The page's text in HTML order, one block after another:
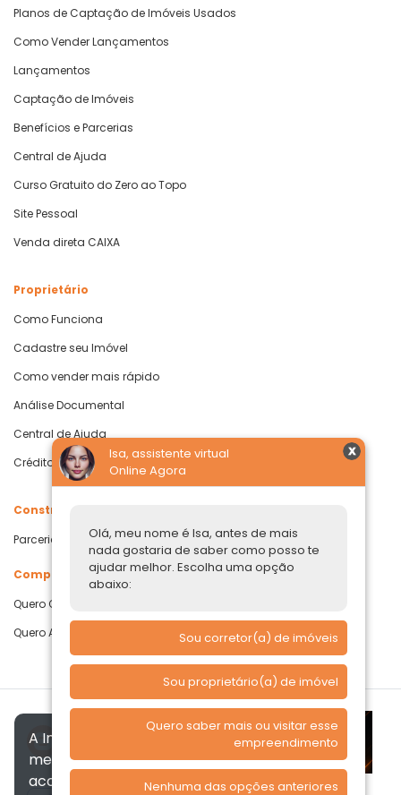
Isa, assistente virtual
Online Agora
Olá, meu nome é Isa, antes de mais
nada gostaria de saber como posso te
ajudar melhor. Escolha uma opção
abaixo:
Sou corretor(a) de imóveis
Sou proprietário(a) de imóvel
Quero saber mais ou visitar esse
empreendimento
Nenhuma das opções anteriores
Planos de Captação de Imóveis Usados
Como Vender Lançamentos
Lançamentos
Captação de Imóveis
Benefícios e Parcerias
Central de Ajuda
Curso Gratuito do Zero ao Topo
Site Pessoal
Venda direta CAIXA
Proprietário
Como Funciona
Cadastre seu Imóvel
Como vender mais rápido
Análise Documental
Central de Ajuda
Crédito com Garantia de Imóvel
Construtoras
Parcerias Imobiliárias
Comprar ou alugar
Quero Comprar
Quero Alugar
A Imóvelp utiliza cookies para
melhorar a sua experiência, de
acordo com a nossaPolítica de